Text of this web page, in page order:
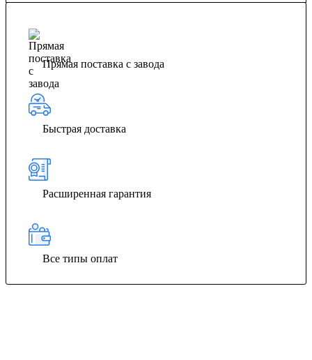
Прямая поставка с завода
Быстрая доставка
Расширенная гарантия
Все типы оплат